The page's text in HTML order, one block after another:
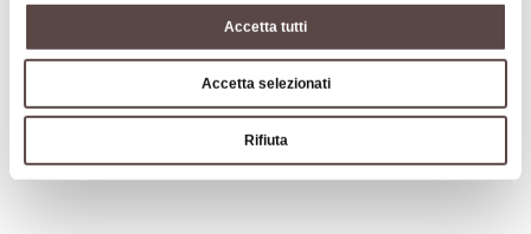
Accetta tutti
Accetta selezionati
Rifiuta
IT037047B5LPAFUNRP
Subject to tourist tax